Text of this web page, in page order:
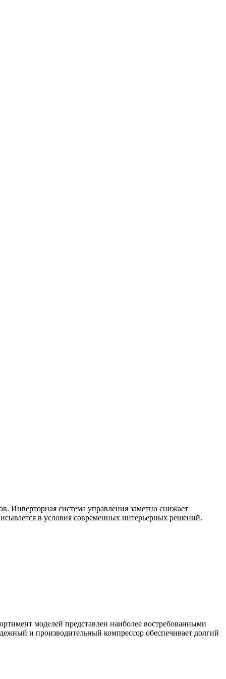
Инверторная система управления заметно снижает
в условия современных интерьерных решений.
моделей представлен наиболее востребованными
и производительный компрессор обеспечивает долгий